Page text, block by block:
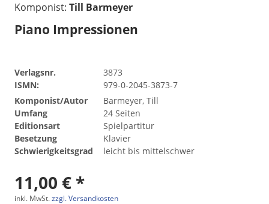
Komponist: Till Barmeyer
Piano Impressionen
Verlagsnr.
3873
ISMN:
979-0-2045-3873-7
Komponist/Autor
Barmeyer, Till
Umfang
24 Seiten
Editionsart
Spielpartitur
Besetzung
Klavier
Schwierigkeitsgrad
leicht bis mittelschwer
11,00 € *
inkl. MwSt.zzgl. Versandkosten